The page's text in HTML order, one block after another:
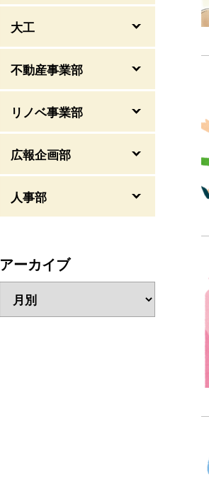
大工
不動産事業部
リノベ事業部
広報企画部
人事部
アーカイブ